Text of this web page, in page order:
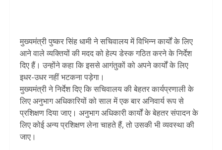
मुख्यमंत्री पुष्कर सिंह धामी ने सचिवालय में विभिन्न कार्यों के लिए
आने वाले व्यक्तियों की मदद को हेल्प डेस्क गठित करने के निर्देश
दिए हैं। उन्होंने कहा कि इससे आगंतुकों को अपने कार्यों के लिए
इधर-उधर नहीं भटकना पड़ेगा।
मुख्यमंत्री ने निर्देश दिए कि सचिवालय की बेहतर कार्यप्रणाली के
लिए अनुभाग अधिकारियों को साल में एक बार अनिवार्य रूप से
प्रशिक्षण दिया जाए। अनुभाग अधिकारी कार्यों के बेहतर संपादन के
लिए कोई अन्य प्रशिक्षण लेना चाहते हैं, तो उसकी भी व्यवस्था की
जाए।